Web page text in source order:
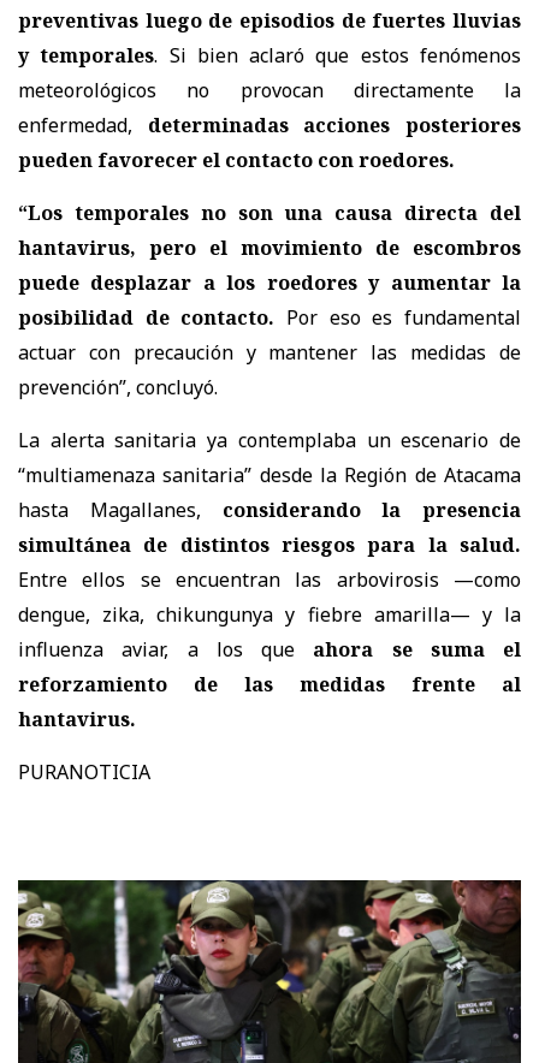
preventivas luego de episodios de fuertes lluvias
y temporales. Si bien aclaró que estos fenómenos
meteorológicos no provocan directamente la
enfermedad, determinadas acciones posteriores
pueden favorecer el contacto con roedores.
“Los temporales no son una causa directa del
hantavirus, pero el movimiento de escombros
puede desplazar a los roedores y aumentar la
posibilidad de contacto. Por eso es fundamental
actuar con precaución y mantener las medidas de
prevención”, concluyó.
La alerta sanitaria ya contemplaba un escenario de
“multiamenaza sanitaria” desde la Región de Atacama
hasta Magallanes, considerando la presencia
simultánea de distintos riesgos para la salud.
Entre ellos se encuentran las arbovirosis —como
dengue, zika, chikungunya y fiebre amarilla— y la
influenza aviar, a los que ahora se suma el
reforzamiento de las medidas frente al
hantavirus.
PURANOTICIA